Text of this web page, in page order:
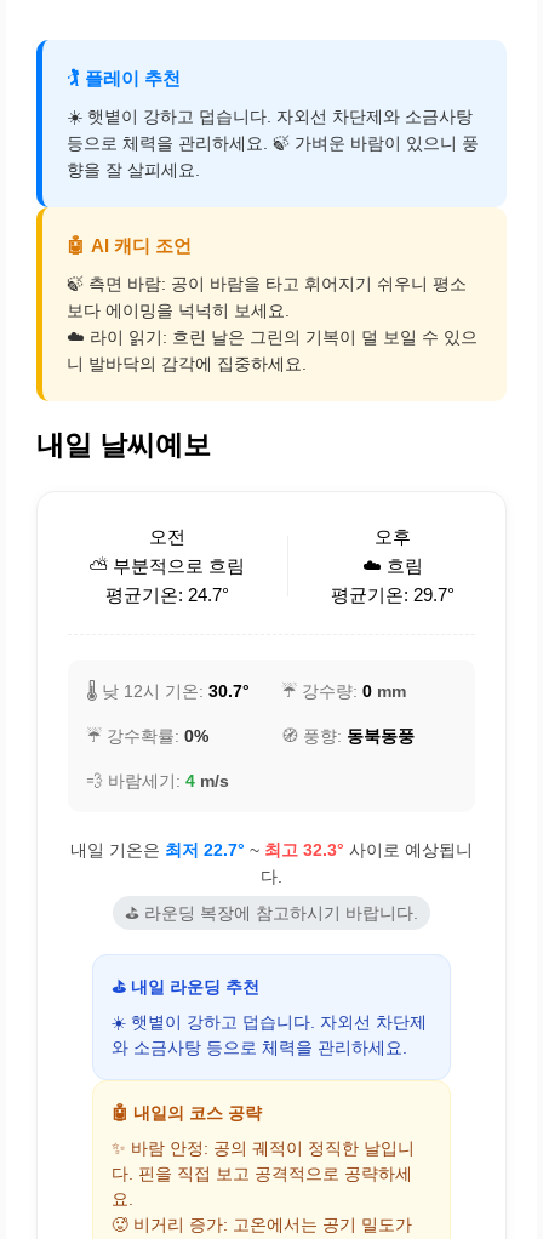
🏌️ 플레이 추천
☀️ 햇볕이 강하고 덥습니다. 자외선 차단제와 소금사탕
등으로 체력을 관리하세요. 🍃 가벼운 바람이 있으니 풍
향을 잘 살피세요.
🤖 AI 캐디 조언
🍃 측면 바람: 공이 바람을 타고 휘어지기 쉬우니 평소
보다 에이밍을 넉넉히 보세요.
☁️ 라이 읽기: 흐린 날은 그린의 기복이 덜 보일 수 있으
니 발바닥의 감각에 집중하세요.
내일 날씨예보
오전
⛅ 부분적으로 흐림
평균기온: 24.7°
오후
☁️ 흐림
평균기온: 29.7°
🌡️ 낮 12시 기온: 30.7° ☔ 강수량: 0 mm
☔ 강수확률: 0% 🧭 풍향: 동북동풍
💨 바람세기: 4 m/s
내일 기온은 최저 22.7° ~ 최고 32.3° 사이로 예상됩니
다.
⛳ 라운딩 복장에 참고하시기 바랍니다.
⛳ 내일 라운딩 추천
☀️ 햇볕이 강하고 덥습니다. 자외선 차단제
와 소금사탕 등으로 체력을 관리하세요.
🤖 내일의 코스 공략
✨ 바람 안정: 공의 궤적이 정직한 날입니
다. 핀을 직접 보고 공격적으로 공략하세
요.
🥵 비거리 증가: 고온에서는 공기 밀도가